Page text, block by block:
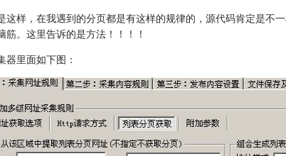
这样，在我遇到的分页都是有这样的规律的，源代码肯定是不
筋。这里告诉的是方法！！！！
器里面如下图：